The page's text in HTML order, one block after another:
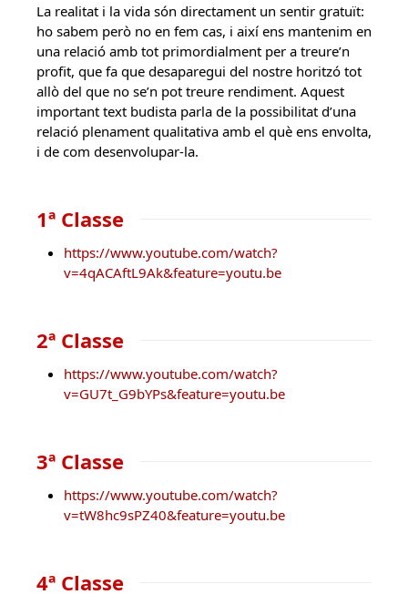
La realitat i la vida són directament un sentir gratuït:
ho sabem però no en fem cas, i així ens mantenim en
una relació amb tot primordialment per a treure’n
profit, que fa que desaparegui del nostre horitzó tot
allò del que no se’n pot treure rendiment. Aquest
important text budista parla de la possibilitat d’una
relació plenament qualitativa amb el què ens envolta,
i de com desenvolupar-la.
1ª Classe
https://www.youtube.com/watch?
v=4qACAftL9Ak&feature=youtu.be
2ª Classe
https://www.youtube.com/watch?
v=GU7t_G9bYPs&feature=youtu.be
3ª Classe
https://www.youtube.com/watch?
v=tW8hc9sPZ40&feature=youtu.be
4ª Classe